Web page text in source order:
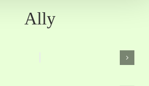
Ally